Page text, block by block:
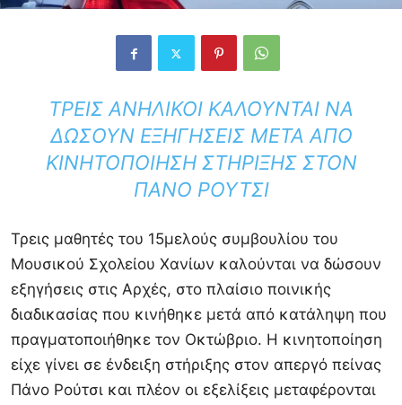
ΤΡΕΙΣ ΑΝΉΛΙΚΟΙ ΚΑΛΟΎΝΤΑΙ ΝΑ
ΔΏΣΟΥΝ ΕΞΗΓΉΣΕΙΣ ΜΕΤΆ ΑΠΌ
ΚΙΝΗΤΟΠΟΊΗΣΗ ΣΤΉΡΙΞΗΣ ΣΤΟΝ
ΠΑΝΟ ΡΟΥΤΣΙ
Τρεις μαθητές του 15μελούς συμβουλίου του
Μουσικού Σχολείου Χανίων καλούνται να δώσουν
εξηγήσεις στις Αρχές, στο πλαίσιο ποινικής
διαδικασίας που κινήθηκε μετά από κατάληψη που
πραγματοποιήθηκε τον Οκτώβριο. Η κινητοποίηση
είχε γίνει σε ένδειξη στήριξης στον απεργό πείνας
Πάνο Ρούτσι και πλέον οι εξελίξεις μεταφέρονται